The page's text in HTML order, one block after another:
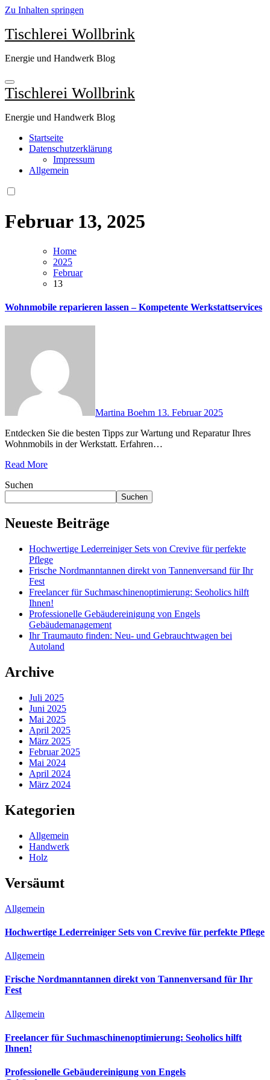
Zu Inhalten springen
Tischlerei Wollbrink
Energie und Handwerk Blog
Tischlerei Wollbrink
Energie und Handwerk Blog
Startseite
Datenschutzerklärung
Impressum
Allgemein
Februar 13, 2025
Home
2025
Februar
13
Wohnmobile reparieren lassen – Kompetente Werkstattservices
Martina Boehm 13. Februar 2025
Entdecken Sie die besten Tipps zur Wartung und Reparatur Ihres
Wohnmobils in der Werkstatt. Erfahren…
Read More
Suchen
Suchen
Neueste Beiträge
Hochwertige Lederreiniger Sets von Crevive für perfekte
Pflege
Frische Nordmanntannen direkt von Tannenversand für Ihr
Fest
Freelancer für Suchmaschinenoptimierung: Seoholics hilft
Ihnen!
Professionelle Gebäudereinigung von Engels
Gebäudemanagement
Ihr Traumauto finden: Neu- und Gebrauchtwagen bei
Autoland
Archive
Juli 2025
Juni 2025
Mai 2025
April 2025
März 2025
Februar 2025
Mai 2024
April 2024
März 2024
Kategorien
Allgemein
Handwerk
Holz
Versäumt
Allgemein
Hochwertige Lederreiniger Sets von Crevive für perfekte Pflege
Allgemein
Frische Nordmanntannen direkt von Tannenversand für Ihr
Fest
Allgemein
Freelancer für Suchmaschinenoptimierung: Seoholics hilft
Ihnen!
Professionelle Gebäudereinigung von Engels